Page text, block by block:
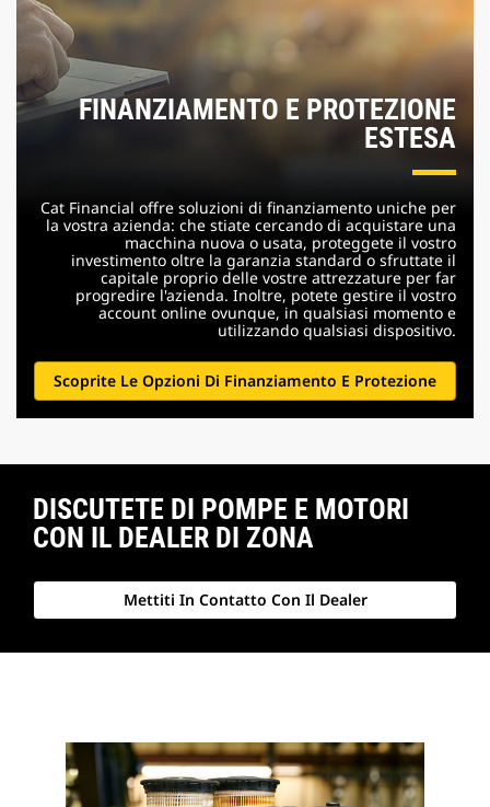
FINANZIAMENTO E PROTEZIONE
ESTESA
Cat Financial offre soluzioni di finanziamento uniche per
la vostra azienda: che stiate cercando di acquistare una
macchina nuova o usata, proteggete il vostro
investimento oltre la garanzia standard o sfruttate il
capitale proprio delle vostre attrezzature per far
progredire l'azienda. Inoltre, potete gestire il vostro
account online ovunque, in qualsiasi momento e
utilizzando qualsiasi dispositivo.
Scoprite Le Opzioni Di Finanziamento E Protezione
DISCUTETE DI POMPE E MOTORI
CON IL DEALER DI ZONA
Mettiti In Contatto Con Il Dealer